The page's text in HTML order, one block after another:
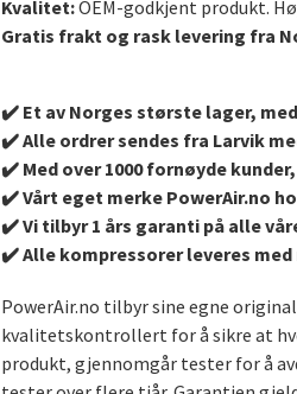
Kvalitet:OEM-godkjent produkt.
Gratis frakt og rask levering fra
✔️ Et av Norges største lager,
✔️ Alle ordrer sendes fra Larvik
✔️ Med over 1000 fornøyde
✔️ Vårt eget merke PowerAir.no
✔️ Vi tilbyr 1 års garanti på alle
✔️ Alle kompressorer leveres med
PowerAir.no tilbyr sine egne
kvalitetskontrollert for å sikre at
produkt, gjennomgår tester for å